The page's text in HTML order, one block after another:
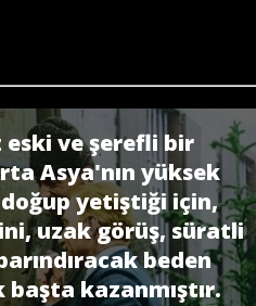
ve şerefli bir
Asya'nın yüksek
yetiştiği için,
uzak görüş, süratli
beden
kazanmıştır.